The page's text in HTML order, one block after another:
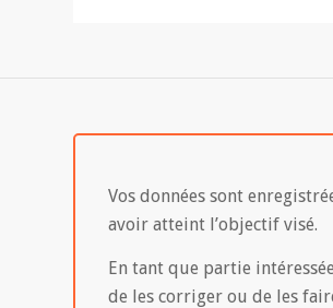
Vos données sont
avoir atteint l’objectif visé.
En tant que partie
de les corriger ou de les